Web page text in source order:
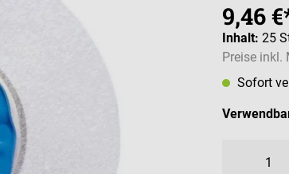
9,46
Inhalt:25
Preise inkl.
Sofort